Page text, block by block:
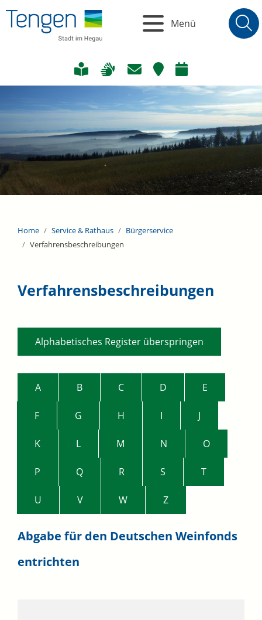
Menü
Home Service & Rathaus
Bürgerservice
Verfahrensbeschreibungen
Verfahrensbeschreibungen
Alphabetisches Register überspringen
A B C D E
F G H I J
K L M N O
P Q R S T
U V W Z
Abgabe für den Deutschen Weinfonds
entrichten